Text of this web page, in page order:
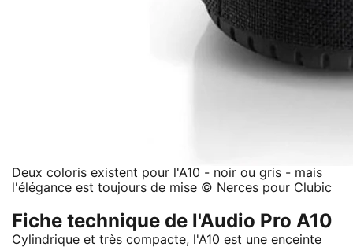
Deux coloris existent pour l'A10 - noir ou gris - mais
l'élégance est toujours de mise © Nerces pour Clubic
Fiche technique de l'Audio Pro A10
Cylindrique et très compacte, l'A10 est une enceinte